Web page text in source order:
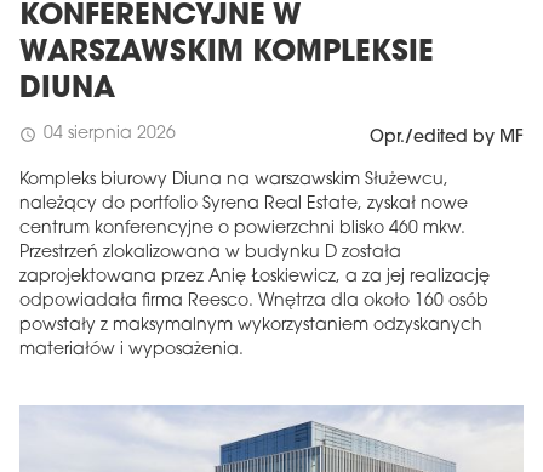
KONFERENCYJNE W
WARSZAWSKIM KOMPLEKSIE
DIUNA
schedule 04 sierpnia 2026 Opr./edited by MF
Kompleks biurowy Diuna na warszawskim Służewcu,
należący do portfolio Syrena Real Estate, zyskał nowe
centrum konferencyjne o powierzchni blisko 460 mkw.
Przestrzeń zlokalizowana w budynku D została
zaprojektowana przez Anię Łoskiewicz, a za jej realizację
odpowiadała firma Reesco. Wnętrza dla około 160 osób
powstały z maksymalnym wykorzystaniem odzyskanych
materiałów i wyposażenia.